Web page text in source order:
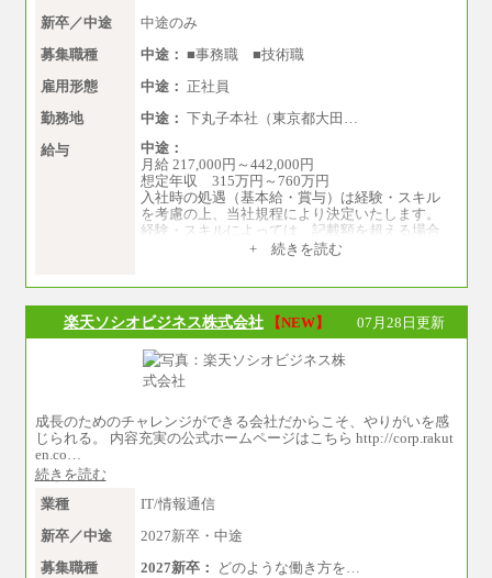
※年1回評価に応じて昇給有り。(上限あり)
※雇用形態についての補足：事務系職務限定の
正社員となります
新卒／中途
中途のみ
募集職種
中途： ■事務職 ■技術職
雇用形態
中途： 正社員
勤務地
中途： 下丸子本社（東京都大田…
給与
中途：
月給 217,000円～442,000円
想定年収 315万円～760万円
入社時の処遇（基本給・賞与）は経験・スキル
を考慮の上、当社規程により決定いたします。
経験・スキルによっては、記載額を超える場合
+ 続きを読む
楽天ソシオビジネス株式会社 【NEW】 07月28日更新
成長のためのチャレンジができる会社だからこそ、やりがいを感
じられる。 内容充実の公式ホームページはこちら http://corp.rakut
en.co…
続きを読む
業種
IT/情報通信
新卒／中途
2027新卒・中途
募集職種
2027新卒：
どのような働き方を…